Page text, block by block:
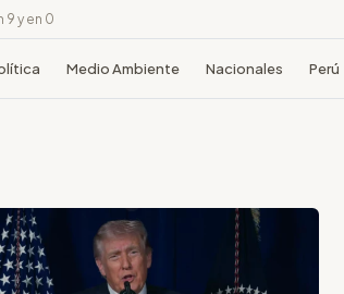
9 y en 0
Medio Ambiente Nacionales Perú